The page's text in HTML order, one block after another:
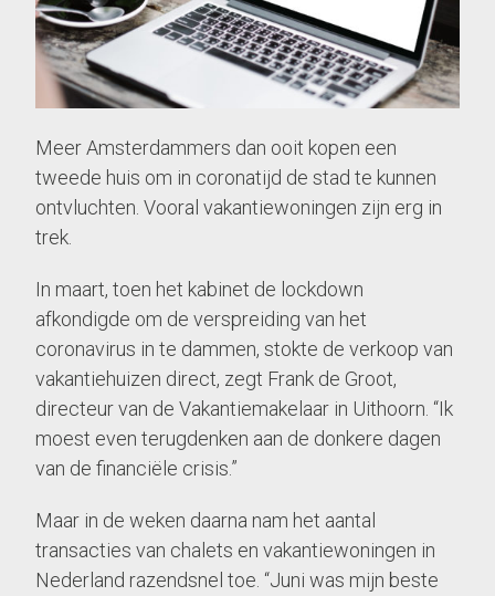
Meer Amsterdammers dan ooit kopen een
tweede huis om in coronatijd de stad te kunnen
ontvluchten. Vooral vakantiewoningen zijn erg in
trek.
In maart, toen het kabinet de lockdown
afkondigde om de verspreiding van het
coronavirus in te dammen, stokte de verkoop van
vakantie­huizen direct, zegt Frank de Groot,
directeur van de Vakantiemakelaar in Uithoorn. “Ik
moest even terugdenken aan de donkere dagen
van de financiële crisis.”
Maar in de weken daarna nam het aantal
transacties van chalets en vakantiewoningen in
Nederland razendsnel toe. “Juni was mijn beste